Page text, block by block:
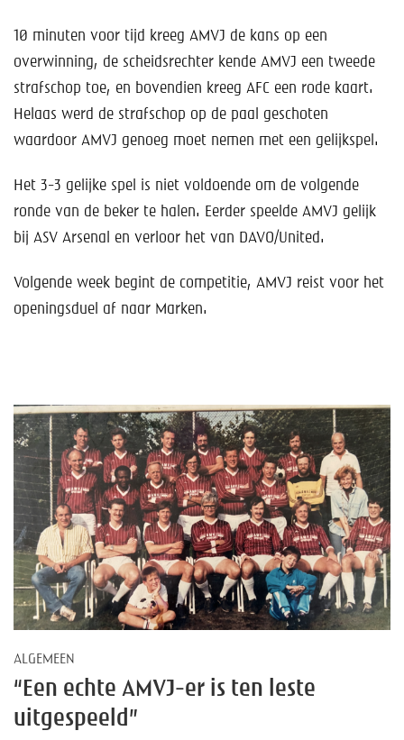
10 minuten voor tijd kreeg AMVJ de kans op een
overwinning, de scheidsrechter kende AMVJ een tweede
strafschop toe, en bovendien kreeg AFC een rode kaart.
Helaas werd de strafschop op de paal geschoten
waardoor AMVJ genoeg moet nemen met een gelijkspel.
Het 3-3 gelijke spel is niet voldoende om de volgende
ronde van de beker te halen. Eerder speelde AMVJ gelijk
bij ASV Arsenal en verloor het van DAVO/United.
Volgende week begint de competitie, AMVJ reist voor het
openingsduel af naar Marken.
ALGEMEEN
“Een echte AMVJ-er is ten leste
uitgespeeld”